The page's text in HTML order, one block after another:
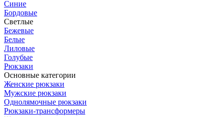
Синие
Бордовые
Светлые
Бежевые
Белые
Лиловые
Голубые
Рюкзаки
Основные категории
Женские рюкзаки
Мужские рюкзаки
Однолямочные рюкзаки
Рюкзаки-трансформеры